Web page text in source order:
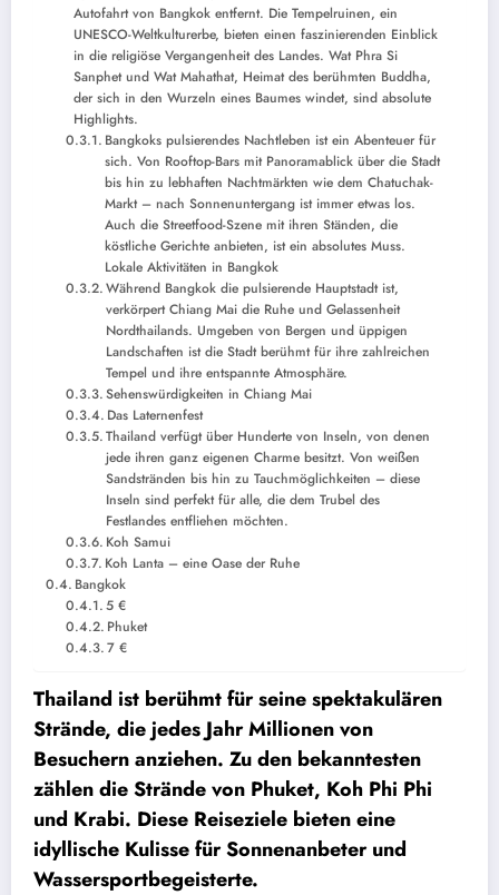
Autofahrt von Bangkok entfernt. Die Tempelruinen, ein
UNESCO-Weltkulturerbe, bieten einen faszinierenden Einblick
in die religiöse Vergangenheit des Landes. Wat Phra Si
Sanphet und Wat Mahathat, Heimat des berühmten Buddha,
der sich in den Wurzeln eines Baumes windet, sind absolute
Highlights.
Bangkoks pulsierendes Nachtleben ist ein Abenteuer für
sich. Von Rooftop-Bars mit Panoramablick über die Stadt
bis hin zu lebhaften Nachtmärkten wie dem Chatuchak-
Markt – nach Sonnenuntergang ist immer etwas los.
Auch die Streetfood-Szene mit ihren Ständen, die
köstliche Gerichte anbieten, ist ein absolutes Muss.
Lokale Aktivitäten in Bangkok
Während Bangkok die pulsierende Hauptstadt ist,
verkörpert Chiang Mai die Ruhe und Gelassenheit
Nordthailands. Umgeben von Bergen und üppigen
Landschaften ist die Stadt berühmt für ihre zahlreichen
Tempel und ihre entspannte Atmosphäre.
Sehenswürdigkeiten in Chiang Mai
Das Laternenfest
Thailand verfügt über Hunderte von Inseln, von denen
jede ihren ganz eigenen Charme besitzt. Von weißen
Sandstränden bis hin zu Tauchmöglichkeiten – diese
Inseln sind perfekt für alle, die dem Trubel des
Festlandes entfliehen möchten.
Koh Samui
Koh Lanta – eine Oase der Ruhe
Bangkok
5 €
Phuket
7 €
Thailand ist berühmt für seine spektakulären
Strände, die jedes Jahr Millionen von
Besuchern anziehen. Zu den bekanntesten
zählen die Strände von Phuket, Koh Phi Phi
und Krabi. Diese Reiseziele bieten eine
idyllische Kulisse für Sonnenanbeter und
Wassersportbegeisterte.